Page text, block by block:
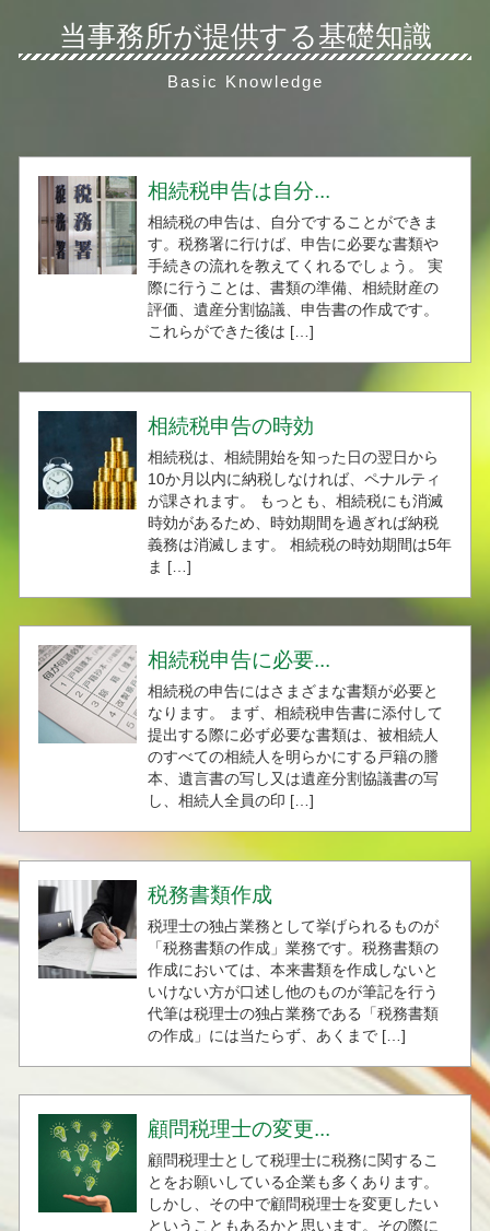
当事務所が提供する基礎知識
Basic Knowledge
相続税申告は自分...
相続税の申告は、自分ですることができま
す。税務署に行けば、申告に必要な書類や
手続きの流れを教えてくれるでしょう。 実
際に行うことは、書類の準備、相続財産の
評価、遺産分割協議、申告書の作成です。
これらができた後は […]
相続税申告の時効
相続税は、相続開始を知った日の翌日から
10か月以内に納税しなければ、ペナルティ
が課されます。 もっとも、相続税にも消滅
時効があるため、時効期間を過ぎれば納税
義務は消滅します。 相続税の時効期間は5年
ま […]
相続税申告に必要...
相続税の申告にはさまざまな書類が必要と
なります。 まず、相続税申告書に添付して
提出する際に必ず必要な書類は、被相続人
のすべての相続人を明らかにする戸籍の謄
本、遺言書の写し又は遺産分割協議書の写
し、相続人全員の印 […]
税務書類作成
税理士の独占業務として挙げられるものが
「税務書類の作成」業務です。税務書類の
作成においては、本来書類を作成しないと
いけない方が口述し他のものが筆記を行う
代筆は税理士の独占業務である「税務書類
の作成」には当たらず、あくまで […]
顧問税理士の変更...
顧問税理士として税理士に税務に関するこ
とをお願いしている企業も多くあります。
しかし、その中で顧問税理士を変更したい
ということもあるかと思います。その際に